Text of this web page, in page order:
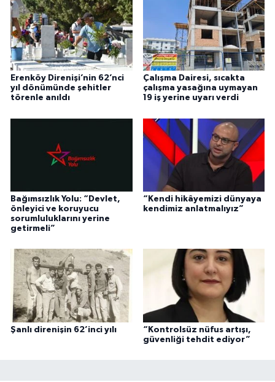
Erenköy Direnişi’nin 62’nci
yıl dönümünde şehitler
törenle anıldı
Çalışma Dairesi, sıcakta
çalışma yasağına uymayan
19 iş yerine uyarı verdi
Bağımsızlık Yolu: “Devlet,
önleyici ve koruyucu
sorumluluklarını yerine
getirmeli”
“Kendi hikâyemizi dünyaya
kendimiz anlatmalıyız”
Şanlı direnişin 62’inci yılı
“Kontrolsüz nüfus artışı,
güvenliği tehdit ediyor”